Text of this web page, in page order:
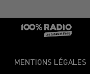
MENTIONS LÉGALES